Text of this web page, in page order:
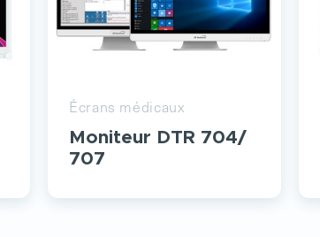
Écrans médicaux
Moniteur DTR 704/
707